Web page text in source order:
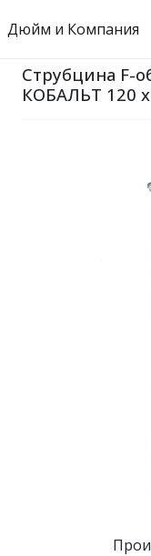
Дюйм и Компания
Струбцина F-
КОБАЛЬТ 120